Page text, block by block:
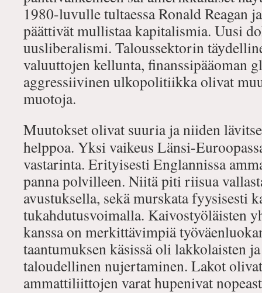
1980-luvulle tultaessa Ronald Reagan
päättivät mullistaa kapitalismia. Uusi
uusliberalismi. Taloussektorin
valuuttojen kellunta, finanssipääoman
aggressiivinen ulkopolitiikka olivat
muotoja.
Muutokset olivat suuria ja niiden
helppoa. Yksi vaikeus Länsi-
vastarinta. Erityisesti Englannissa
panna polvilleen. Niitä piti riisua
avustuksella, sekä murskata fyysisesti
tukahdutusvoimalla. Kaivostyöläisten
kanssa on merkittävimpiä
taantumuksen käsissä oli lakkolaisten
taloudellinen nujertaminen. Lakot
ammattiliittojen varat hupenivat